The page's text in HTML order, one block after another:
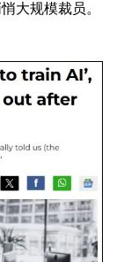
大规模裁员。